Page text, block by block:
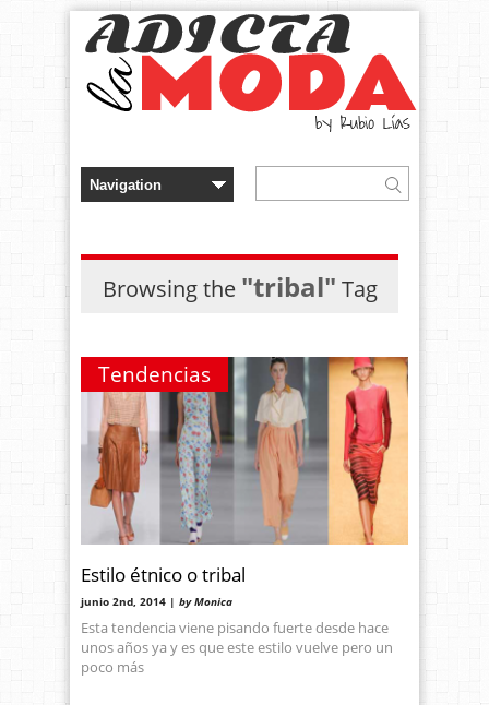
Browsing the "tribal" Tag
Tendencias
Estilo étnico o tribal
junio 2nd, 2014 | by Monica
Esta tendencia viene pisando fuerte desde hace
unos años ya y es que este estilo vuelve pero un
poco más